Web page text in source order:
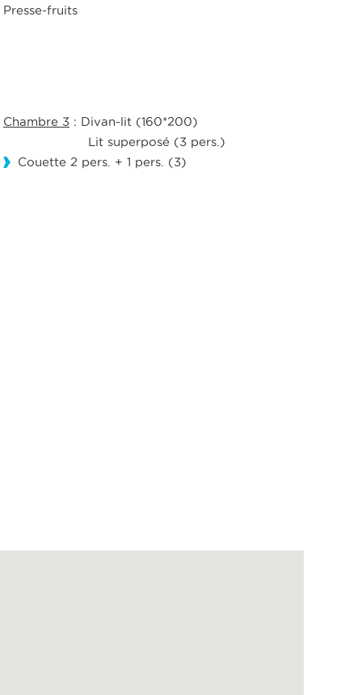
Presse-fruits
Chambre 3: Divan-lit (160*200)
Lit superposé (3 pers.)
Couette 2 pers. + 1 pers. (3)